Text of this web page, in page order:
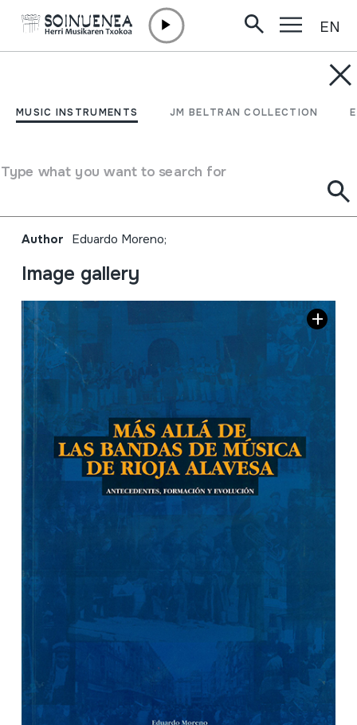
MUSIC INSTRUMENTS JM BELTRAN COLLECTION
Type what you want to search for
EN
Más allá de las bandas de
Antecendentes,
Author Eduardo Moreno;
Image gallery